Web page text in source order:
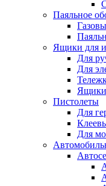
Паяльное
Ящики для
Для
Для
Пистолеты
Для
Для